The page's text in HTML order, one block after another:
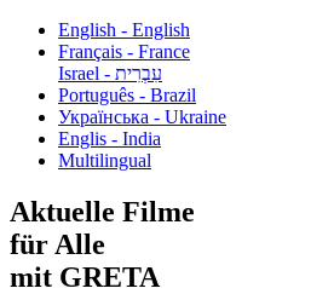
English - English
Français - France
עִבְרִית - Israel
Português - Brazil
Українська - Ukraine
Englis - India
Multilingual
Aktuelle Filme
für Alle
mit GRETA